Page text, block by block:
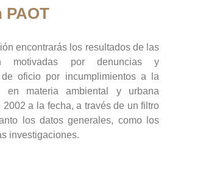
PAOT
encontrarás los resultados de las
motivadas por denuncias y
de oficio por incumplimientos a la
en materia ambiental y urbana
2002 a la fecha, a través de un filtro
los datos generales, como los
investigaciones.